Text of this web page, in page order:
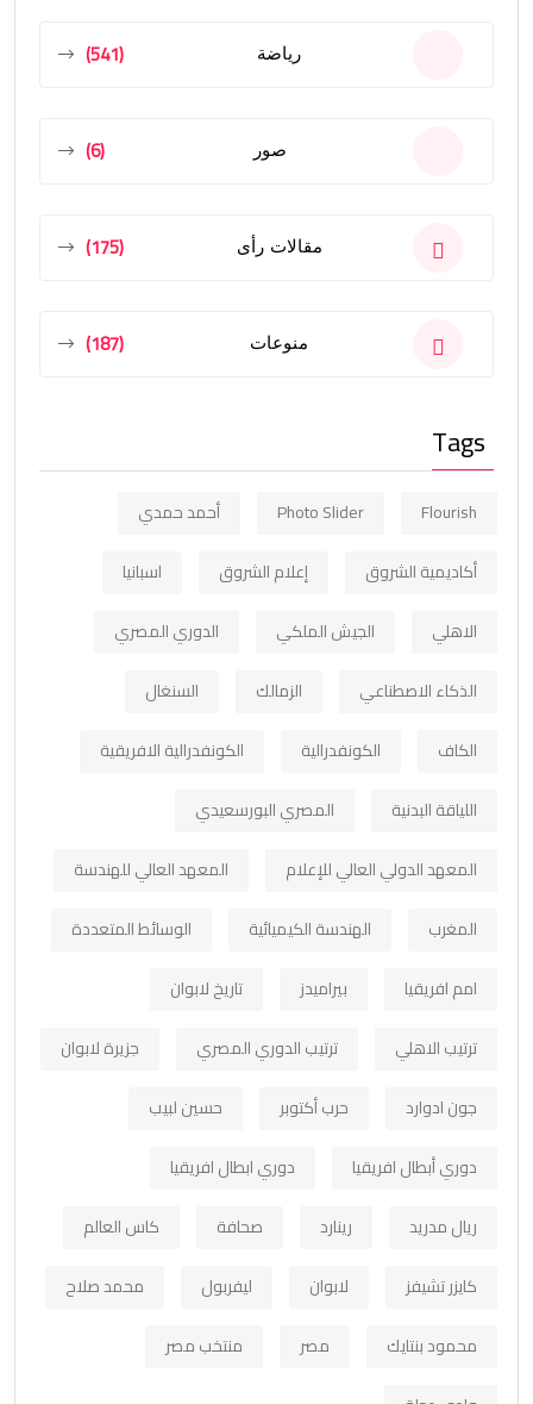
رياضة (541)
صور (6)
مقالات رأى (175)
منوعات (187)
Tags
Flourish
Photo Slider
أحمد حمدي
أكاديمية الشروق
إعلام الشروق
اسبانيا
الاهلي
الجيش الملكي
الدوري المصري
الذكاء الاصطناعي
الزمالك
السنغال
الكاف
الكونفدرالية
الكونفدرالية الافريقية
اللياقة البدنية
المصري البورسعيدي
المعهد الدولي العالي للإعلام
المعهد العالي للهندسة
المغرب
الهندسة الكيميائية
الوسائط المتعددة
امم افريقيا
بيراميدز
تاريخ لابوان
ترتيب الاهلي
ترتيب الدوري المصري
جزيرة لابوان
جون ادوارد
حرب أكتوبر
حسين لبيب
دوري أبطال افريقيا
دوري ابطال افريقيا
ريال مدريد
رينارد صحافة
كاس العالم
كايزر تشيفز
لابوان ليفربول
محمد صلاح
محمود بنتايك
مصر
منتخب مصر